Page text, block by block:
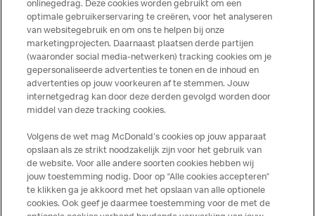
spoor van) een allergeen lichamelijke klachten krijgt. Alle
producten kunnen sporen bevatten van dierlijke
ingrediënten. McDonald’s streeft er naar om de
voedingswaarde- en allergeneninformatie altijd up to date
te houden. De verstrekte informatie is alleen van
toepassing op de in Nederland verkochte producten. Voor
meer informatie over voedingswaarden en allergenen kijk
op de McDonald's website of in de McDonald’s App.
Publicatiefouten voorbehouden.
onlinegedrag. Deze cookies worden gebruikt om een
optimale gebruikerservaring te creëren, voor het analyseren
van websitegebruik en om ons te helpen bij onze
marketingprojecten. Daarnaast plaatsen derde partijen
(waaronder social media-netwerken) tracking cookies om je
gepersonaliseerde advertenties te tonen en de inhoud en
advertenties op jouw voorkeuren af te stemmen. Jouw
internetgedrag kan door deze derden gevolgd worden door
middel van deze tracking cookies.
Volgens de wet mag McDonald's cookies op jouw apparaat
opslaan als ze strikt noodzakelijk zijn voor het gebruik van
de website. Voor alle andere soorten cookies hebben wij
jouw toestemming nodig. Door op “Alle cookies accepteren”
te klikken ga je akkoord met het opslaan van alle optionele
cookies. Ook geef je daarmee toestemming voor de met de